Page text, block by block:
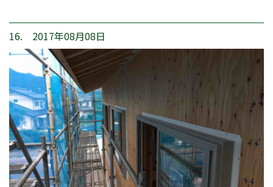
16. 2017年08月08日